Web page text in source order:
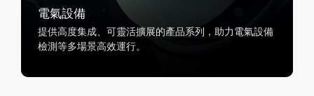
電氣設備
提供高度集成、可靈活擴展的產品系列，助力電氣設備
檢測等多場景高效運行。